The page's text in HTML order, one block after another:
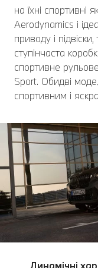
на їхні спортивні
Aerodynamics і
приводу і
ступінчаста
спортивне
Sport. Обидві
спортивним і
Динамічні